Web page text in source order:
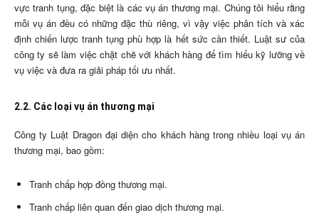
vực tranh tụng, đặc biệt là các vụ án thương mại. Chúng tôi hiểu rằng
mỗi vụ án đều có những đặc thù riêng, vì vậy việc phân tích và xác
định chiến lược tranh tụng phù hợp là hết sức cần thiết. Luật sư của
công ty sẽ làm việc chặt chẽ với khách hàng để tìm hiểu kỹ lưỡng về
vụ việc và đưa ra giải pháp tối ưu nhất.
2.2. Các loại vụ án thương mại
Công ty Luật Dragon đại diện cho khách hàng trong nhiều loại vụ án
thương mại, bao gồm:
Tranh chấp hợp đồng thương mại.
Tranh chấp liên quan đến giao dịch thương mại.